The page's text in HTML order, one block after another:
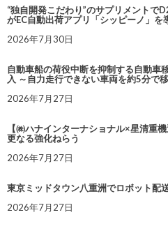
“独自開発こだわり”のサプリメントで
がEC自動出荷アプリ「シッピーノ」を
2026年7月30日
自動車船の荷役中断を抑制する自動車
入 ～自力走行できない車両を約5分で
2026年7月27日
【㈱ハナインターナショナル×星清重
更なる強化ねらう
2026年7月27日
東京ミッドタウン八重洲でロボット配
2026年7月27日